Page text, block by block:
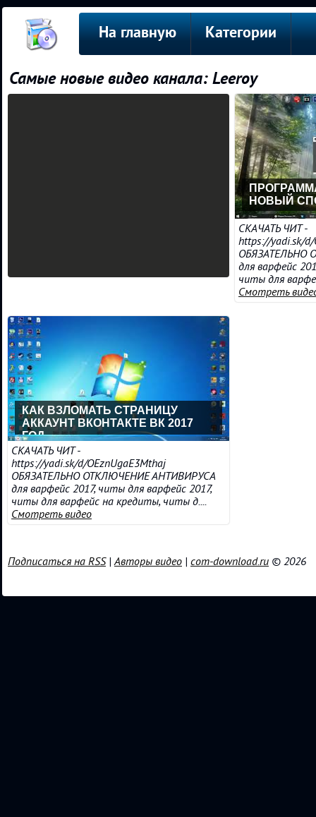
На главную Категории
Самые новые видео канала: Leeroy
НОВЫЙ
СКАЧАТЬ ЧИТ -
https://yadi.sk/d/
ОБЯЗАТЕЛЬНО
для варфейс
читы для
Смотреть
КАК ВЗЛОМАТЬ СТРАНИЦУ
АККАУНТ ВКОНТАКТЕ ВК 2017
ГОД
СКАЧАТЬ ЧИТ -
https://yadi.sk/d/OEznUgaE3Mthaj
ОБЯЗАТЕЛЬНО ОТКЛЮЧЕНИЕ АНТИВИРУСА
для варфейс 2017, читы для варфейс 2017,
читы для варфейс на кредиты, читы д....
Смотреть видео
Подписаться на RSS|Авторы видео | com-download.ru © 2026